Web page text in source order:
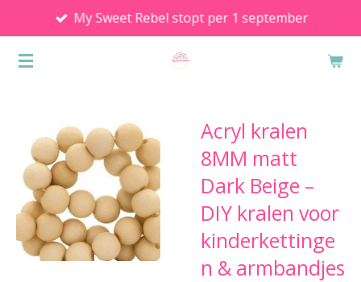
direct
naar
My Sweet Rebel stopt per 1 september
Acryl kralen
8MM matt
Dark Beige –
DIY kralen voor
kinderkettinge
n & armbandjes